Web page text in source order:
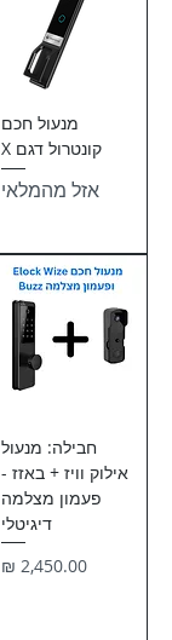
מנעול חכם
קונטרול דגם X
אזל מהמלאי
חבילה: מנעול
אילוק וויז + באזז -
פעמון מצלמה
דיגיטלי
מחיר